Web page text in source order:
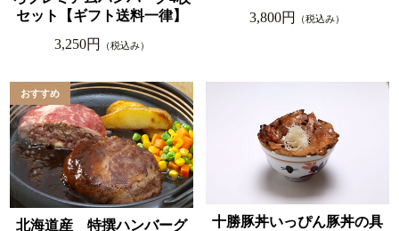
セット【ギフト送料一律】
3,250円
（税込み）
3,800円 （税込み）
北海道産 特撰ハンバーグ
十勝豚丼いっぴん豚丼の具